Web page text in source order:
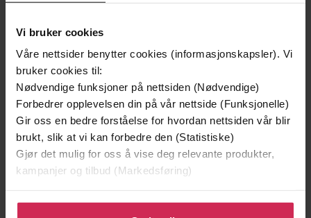
Vi bruker cookies
Våre nettsider benytter cookies (informasjonskapsler). Vi
bruker cookies til:
Nødvendige funksjoner på nettsiden (Nødvendige)
Forbedrer opplevelsen din på vår nettside (Funksjonelle)
Gir oss en bedre forståelse for hvordan nettsiden vår blir
brukt, slik at vi kan forbedre den (Statistiske)
Gjør det mulig for oss å vise deg relevante produkter,
kampanjer og tilbud (Markedsføring)
Klikk på «Godta alle» for å gi oss ditt samtykke til å
Vinner av Rivertonprisen